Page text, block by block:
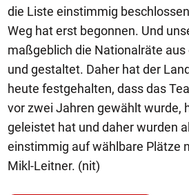
die Liste einstimmig
Weg hat erst begonnen. Und
maßgeblich die Nationalräte aus
und gestaltet. Daher hat der
heute festgehalten, dass das
vor zwei Jahren gewählt wurde,
geleistet hat und daher wurden
einstimmig auf wählbare Plätze
Mikl-Leitner. (nit)